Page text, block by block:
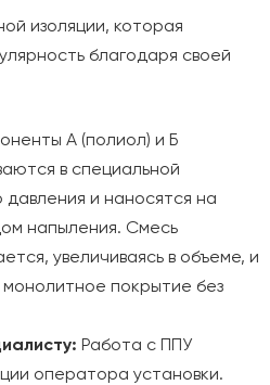
изоляции, которая
благодаря своей
А (полиол) и Б
в специальной
давления и наносятся на
напыления. Смесь
увеличиваясь в объеме, и
монолитное покрытие без
Работа с ППУ
оператора установки.